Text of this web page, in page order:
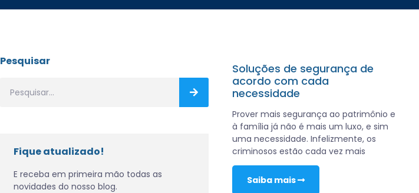
Pesquisar
Fique atualizado!
E receba em primeira mão todas as
novidades do nosso blog.
Soluções de segurança de
acordo com cada
necessidade
Prover mais segurança ao patrimônio e
à família já não é mais um luxo, e sim
uma necessidade. Infelizmente, os
criminosos estão cada vez mais
Saiba mais